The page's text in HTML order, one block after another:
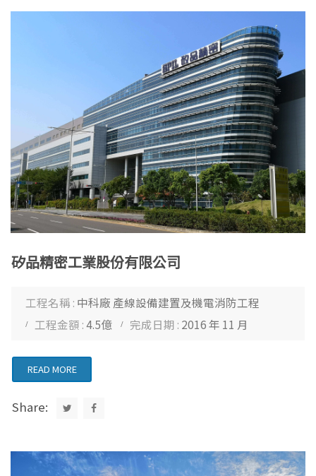
矽品精密工業股份有限公司
工程名稱 : 中科廠 產線設備建置及機電消防工程
工程金額 :4.5億 完成日期 : 2016 年 11 月
READ MORE
Share: